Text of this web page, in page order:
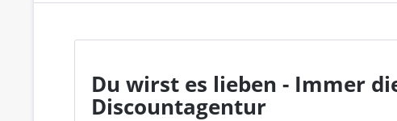
Du wirst es lieben - Immer
Discountagentur